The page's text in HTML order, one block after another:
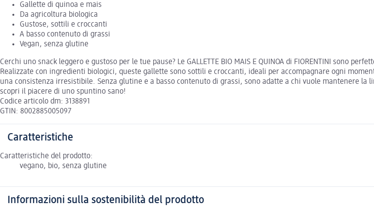
Gallette di quinoa e mais
Da agricoltura biologica
Gustose, sottili e croccanti
A basso contenuto di grassi
Vegan, senza glutine
Cerchi uno snack leggero e gustoso per le tue pause? Le GALLETTE BIO MAIS E QUINOA di FIORENTINI sono
Realizzate con ingredienti biologici, queste gallette sono sottili e croccanti, ideali per accompagnare ogni
una consistenza irresistibile. Senza glutine e a basso contenuto di grassi, sono adatte a chi vuole mantenere la
scopri il piacere di uno spuntino sano!
Codice articolo dm: 3138891
GTIN: 8002885005097
Caratteristiche
Caratteristiche del prodotto:
vegano, bio, senza glutine
Informazioni sulla sostenibilità del prodotto